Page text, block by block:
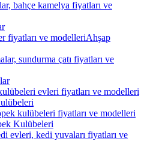
Ahşap
Kulübeleri